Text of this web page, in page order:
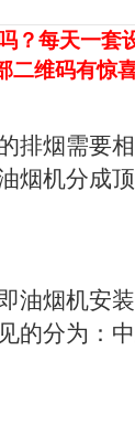
？每天一套
二维码有惊
排烟需要
烟机分成
油烟机安
的分为：中